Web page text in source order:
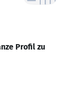
Profil zu